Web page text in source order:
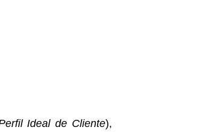
Ideal de Cliente),